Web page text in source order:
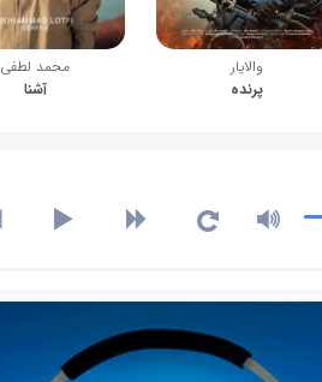
والایار
پرنده
محمد لطفی
آشنا